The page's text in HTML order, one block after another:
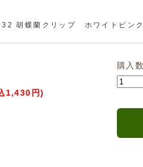
胡蝶蘭クリップ ホワイトピン
1,430円)
購入数